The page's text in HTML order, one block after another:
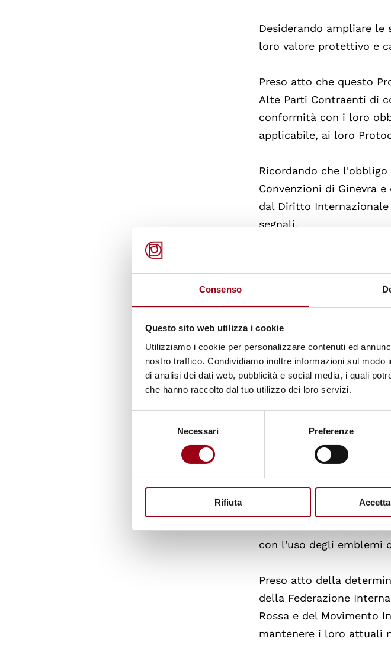
Consenso
Questo sito web utilizza i cookie
Utilizziamo i cookie per personalizzare contenuti ed
nostro traffico. Condividiamo inoltre informazioni sul
di analisi dei dati web, pubblicità e social media, i quali
che hanno raccolto dal tuo utilizzo dei loro servizi.
Necessari Preferenze
Rifiuta
Desiderando ampliare
loro valore protettivo e
Preso atto che questo
Alte Parti Contraenti di
conformità con i loro
applicabile, ai loro
Ricordando che
Convenzioni di Ginevra
dal Diritto
segnali,
Sottolineando che non
significato religioso,
relative agli emblemi
applicabile, dai
Ricordando che
Ricordando inoltre che
territorio di un altro
usare nel quadro di tali
svolge e nel paese o nei
con l'uso degli emblemi
Preso atto della
della Federazione
Rossa e del Movimento
mantenere i loro attuali